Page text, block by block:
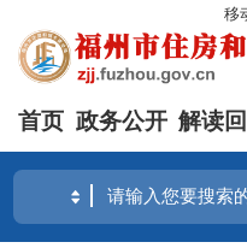
移
首页 政务公开 解读